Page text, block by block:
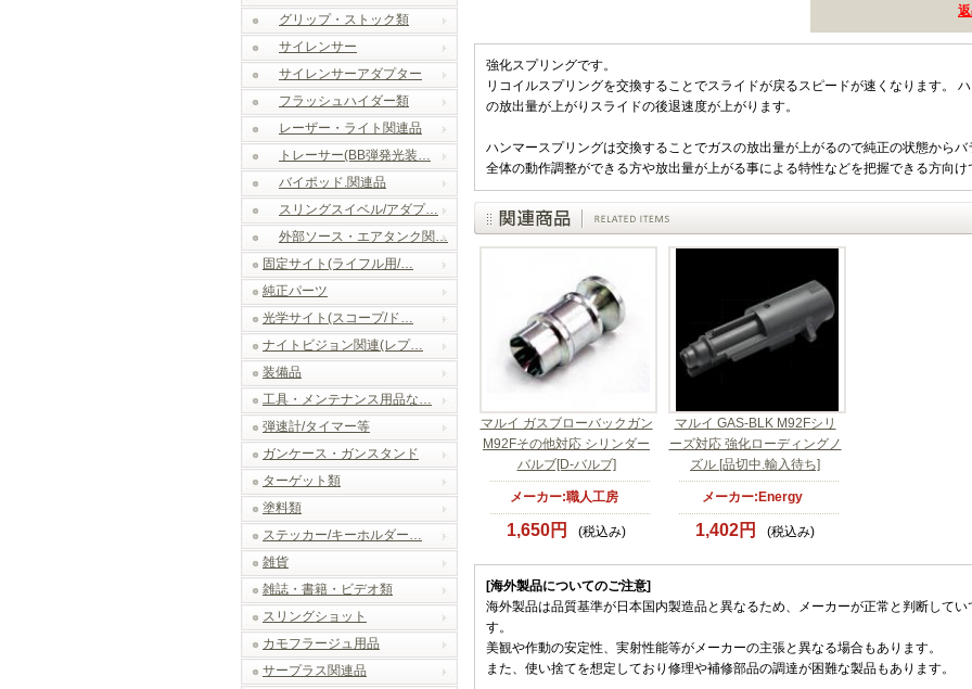
グリップ・ストック類
サイレンサー
サイレンサーアダプター
フラッシュハイダー類
レーザー・ライト関連品
トレーサー(BB弾発光装…
バイポッド.関連品
スリングスイベル/アダプ…
外部ソース・エアタンク関…
固定サイト(ライフル用/…
純正パーツ
光学サイト(スコープ/ド…
ナイトビジョン関連(レプ…
装備品
工具・メンテナンス用品な…
弾速計/タイマー等
ガンケース・ガンスタンド
ターゲット類
塗料類
ステッカー/キーホルダー…
雑貨
雑誌・書籍・ビデオ類
スリングショット
カモフラージュ用品
サープラス関連品
強化スプリングです。
リコイルスプリングを交換することでスライドが戻るスピードが速くなります。
の放出量が上がりスライドの後退速度が上がります。
ハンマースプリングは交換することでガスの放出量が上がるので純正の状態からバ
全体の動作調整ができる方や放出量が上がる事による特性などを把握できる方向け
マルイ ガスブローバックガン
M92Fその他対応 シリンダー
バルブ[D-バルブ]
メーカー:職人工房
1,650円 (税込み)
マルイ GAS-BLK M92Fシリ
ーズ対応 強化ローディングノ
ズル [品切中.輸入待ち]
メーカー:Energy
1,402円 (税込み)
[海外製品についてのご注意]
海外製品は品質基準が日本国内製造品と異なるため、メーカーが正常と判断して
す。
美観や作動の安定性、実射性能等がメーカーの主張と異なる場合もあります。
また、使い捨てを想定しており修理や補修部品の調達が困難な製品もあります。